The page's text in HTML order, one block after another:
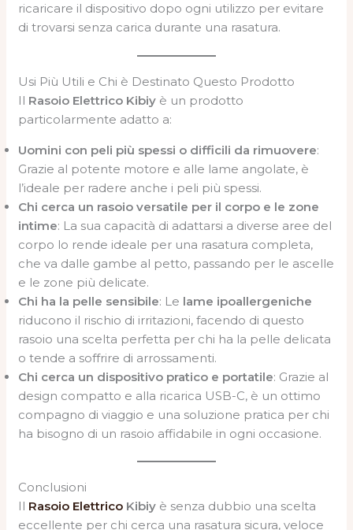
ricaricare il dispositivo dopo ogni utilizzo per evitare
di trovarsi senza carica durante una rasatura.
Usi Più Utili e Chi è Destinato Questo Prodotto
Il Rasoio Elettrico Kibiy è un prodotto
particolarmente adatto a:
Uomini con peli più spessi o difficili da rimuovere:
Grazie al potente motore e alle lame angolate, è
l’ideale per radere anche i peli più spessi.
Chi cerca un rasoio versatile per il corpo e le zone
intime: La sua capacità di adattarsi a diverse aree del
corpo lo rende ideale per una rasatura completa,
che va dalle gambe al petto, passando per le ascelle
e le zone più delicate.
Chi ha la pelle sensibile: Le lame ipoallergeniche
riducono il rischio di irritazioni, facendo di questo
rasoio una scelta perfetta per chi ha la pelle delicata
o tende a soffrire di arrossamenti.
Chi cerca un dispositivo pratico e portatile: Grazie al
design compatto e alla ricarica USB-C, è un ottimo
compagno di viaggio e una soluzione pratica per chi
ha bisogno di un rasoio affidabile in ogni occasione.
Conclusioni
Il Rasoio Elettrico Kibiy è senza dubbio una scelta
eccellente per chi cerca una rasatura sicura, veloce